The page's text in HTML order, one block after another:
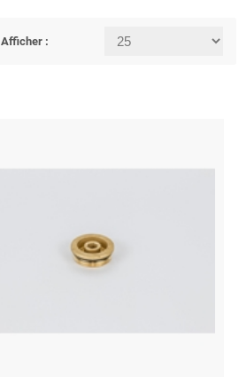
Afficher :